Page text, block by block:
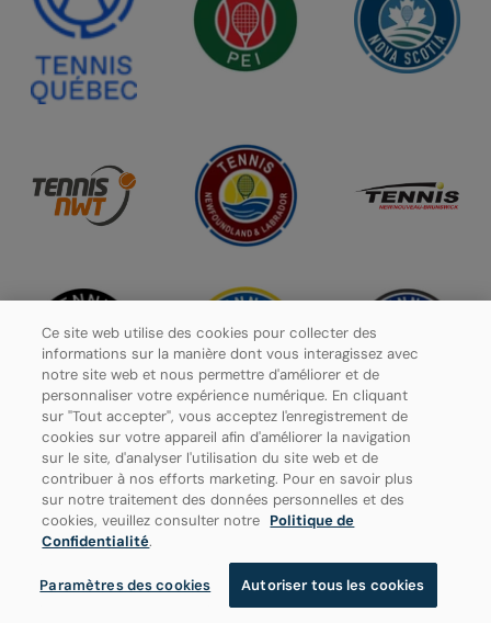
Politique de confidentialité
Paramètres des cookies
© 2026 Tennis Canada, tous droits réservés.
Ce site web utilise des cookies pour collecter des
informations sur la manière dont vous interagissez avec
notre site web et nous permettre d'améliorer et de
personnaliser votre expérience numérique. En cliquant
sur "Tout accepter", vous acceptez l'enregistrement de
cookies sur votre appareil afin d'améliorer la navigation
sur le site, d'analyser l'utilisation du site web et de
contribuer à nos efforts marketing. Pour en savoir plus
sur notre traitement des données personnelles et des
cookies, veuillez consulter notre Politique de
Confidentialité.
Paramètres des cookies Autoriser tous les cookies